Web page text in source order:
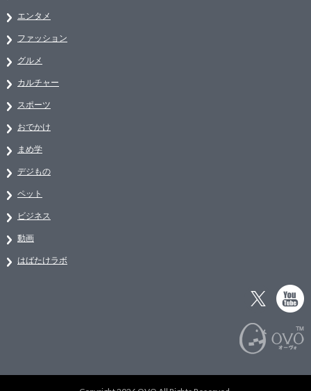
エンタメ
ファッション
グルメ
カルチャー
スポーツ
おでかけ
まめ学
デジもの
ペット
ビジネス
動画
はばたけラボ